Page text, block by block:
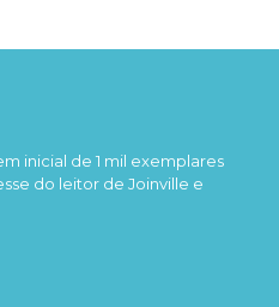
inicial de 1 mil exemplares
do leitor de Joinville e